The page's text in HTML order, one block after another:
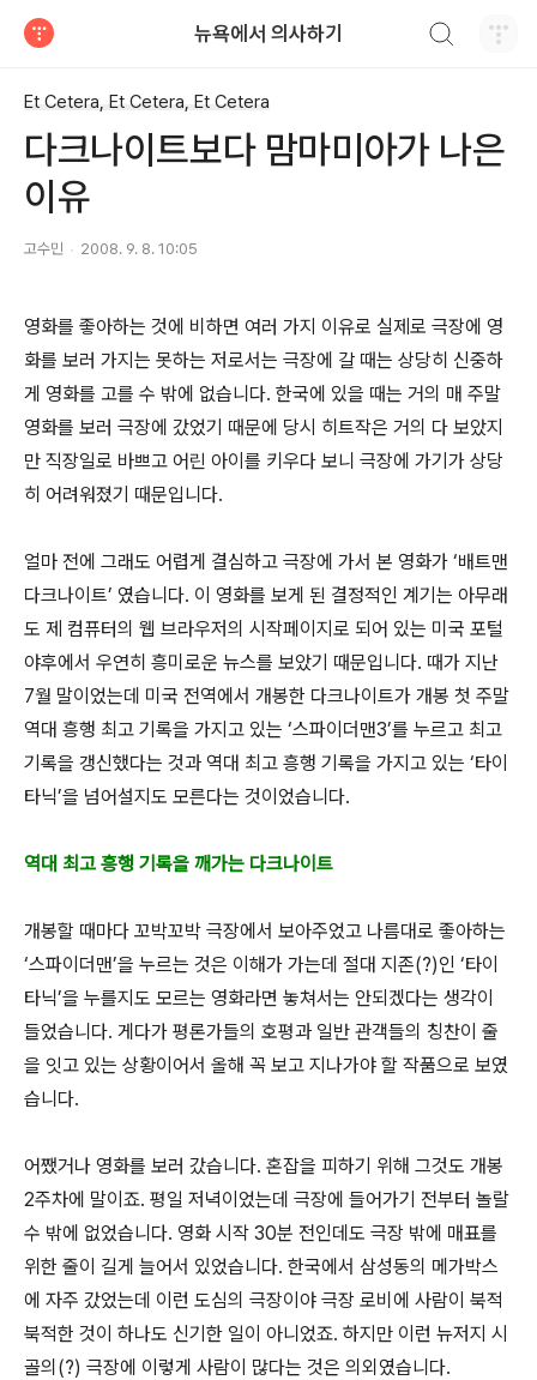
뉴욕에서 의사하기
Et Cetera, Et Cetera, Et Cetera
다크나이트보다 맘마미아가 나은
이유
고수민 2008. 9. 8. 10:05
영화를 좋아하는 것에 비하면 여러 가지 이유로 실제로 극장에 영
화를 보러 가지는 못하는 저로서는 극장에 갈 때는 상당히 신중하
게 영화를 고를 수 밖에 없습니다. 한국에 있을 때는 거의 매 주말
영화를 보러 극장에 갔었기 때문에 당시 히트작은 거의 다 보았지
만 직장일로 바쁘고 어린 아이를 키우다 보니 극장에 가기가 상당
히 어려워졌기 때문입니다.
얼마 전에 그래도 어렵게 결심하고 극장에 가서 본 영화가 ‘배트맨
다크나이트’ 였습니다. 이 영화를 보게 된 결정적인 계기는 아무래
도 제 컴퓨터의 웹 브라우저의 시작페이지로 되어 있는 미국 포털
야후에서 우연히 흥미로운 뉴스를 보았기 때문입니다. 때가 지난
7월 말이었는데 미국 전역에서 개봉한 다크나이트가 개봉 첫 주말
역대 흥행 최고 기록을 가지고 있는 ‘스파이더맨3’를 누르고 최고
기록을 갱신했다는 것과 역대 최고 흥행 기록을 가지고 있는 ‘타이
타닉’을 넘어설지도 모른다는 것이었습니다.
역대 최고 흥행 기록을 깨가는 다크나이트
개봉할 때마다 꼬박꼬박 극장에서 보아주었고 나름대로 좋아하는
‘스파이더맨’을 누르는 것은 이해가 가는데 절대 지존(?)인 ‘타이
타닉’을 누를지도 모르는 영화라면 놓쳐서는 안되겠다는 생각이
들었습니다. 게다가 평론가들의 호평과 일반 관객들의 칭찬이 줄
을 잇고 있는 상황이어서 올해 꼭 보고 지나가야 할 작품으로 보였
습니다.
어쨌거나 영화를 보러 갔습니다. 혼잡을 피하기 위해 그것도 개봉
2주차에 말이죠. 평일 저녁이었는데 극장에 들어가기 전부터 놀랄
수 밖에 없었습니다. 영화 시작 30분 전인데도 극장 밖에 매표를
위한 줄이 길게 늘어서 있었습니다. 한국에서 삼성동의 메가박스
에 자주 갔었는데 이런 도심의 극장이야 극장 로비에 사람이 북적
북적한 것이 하나도 신기한 일이 아니었죠. 하지만 이런 뉴저지 시
골의(?) 극장에 이렇게 사람이 많다는 것은 의외였습니다.